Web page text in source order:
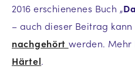
2016 erschienenes Buch „
– auch dieser Beitrag
nachgehört werden. Mehr
Härtel.